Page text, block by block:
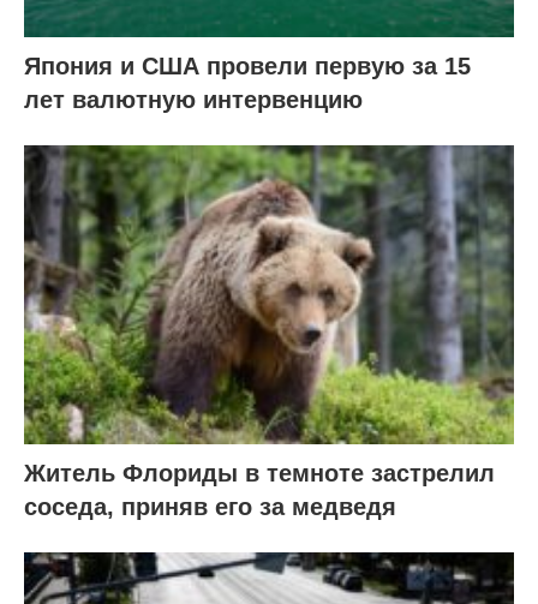
Япония и США провели первую за 15
лет валютную интервенцию
Житель Флориды в темноте застрелил
соседа, приняв его за медведя